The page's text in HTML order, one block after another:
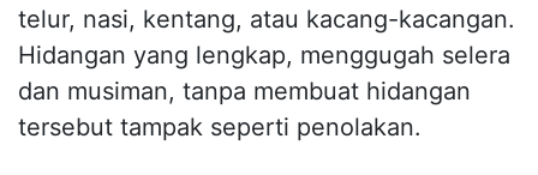
telur, nasi, kentang, atau kacang-kacangan.
Hidangan yang lengkap, menggugah selera
dan musiman, tanpa membuat hidangan
tersebut tampak seperti penolakan.